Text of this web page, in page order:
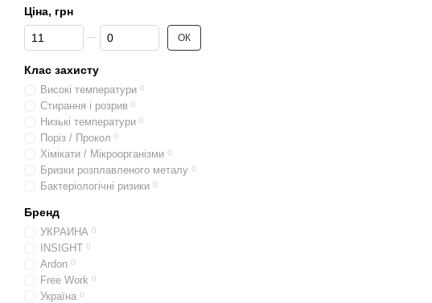
Ціна, грн
Від Ціна, грн
До Ціна, грн ОК
Клас захисту
Високі температури 0
Стирання і розрив 0
Низькі температури 0
Поріз / Прокол 0
Хімікати / Мікроорганізми 0
Бризки розплавленого металу 0
Бактеріологічні ризики 0
Бренд
УКРАИНА 0
INSIGHT 0
Ardon 0
Free Work 0
Україна 0